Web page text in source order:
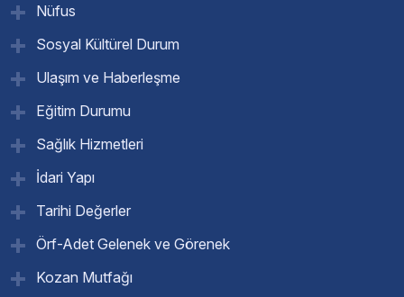
Nüfus
Sosyal Kültürel Durum
Ulaşım ve Haberleşme
Eğitim Durumu
Sağlık Hizmetleri
İdari Yapı
Tarihi Değerler
Örf-Adet Gelenek ve Görenek
Kozan Mutfağı